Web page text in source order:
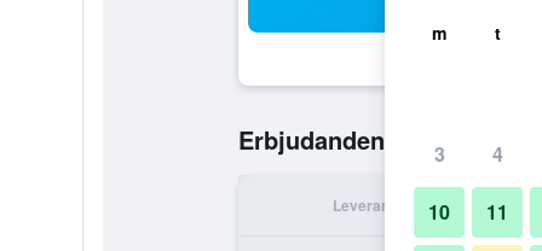
Erbjudanden från1 265 kr
Leverantör
m t
3 4
10 11